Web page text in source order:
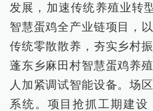
发展，加速传统养殖业转
智慧蛋鸡全产业链项目，
传统零散散养，夯实乡村
蓬东乡麻田村智慧蛋鸡养
人加紧调试智能设备。场
系统。项目抢抓工期建设